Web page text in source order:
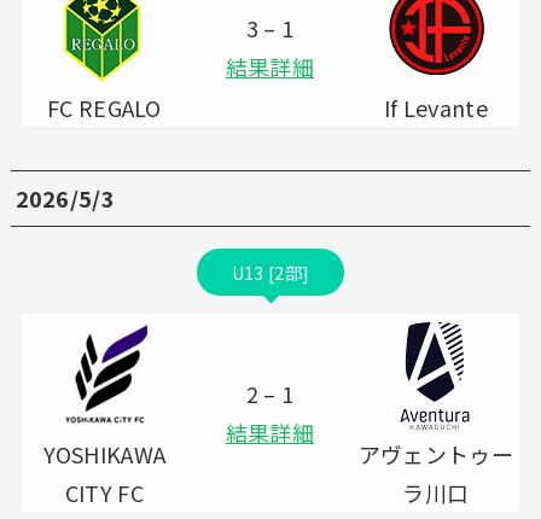
FC REGALO
3 – 1
結果詳細
If Levante
2026/5/3
U13 [2部]
YOSHIKAWA
CITY FC
2 – 1
結果詳細
アヴェントゥー
ラ川口